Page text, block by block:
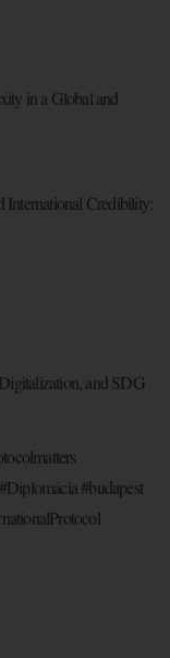
in a Global and
International Credibility:
and SDG
#budapest